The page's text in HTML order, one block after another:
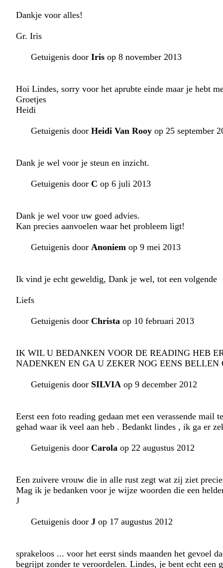
Dankje voor alles!
Gr. Iris
Getuigenis door Iris op 8 november 2013
Hoi Lindes, sorry voor het aprubte einde maar je hebt
Groetjes
Heidi
Getuigenis door Heidi Van Rooy op 25 september
Dank je wel voor je steun en inzicht.
Getuigenis door C op 6 juli 2013
Dank je wel voor uw goed advies.
Kan precies aanvoelen waar het probleem ligt!
Getuigenis door Anoniem op 9 mei 2013
Ik vind je echt geweldig, Dank je wel, tot een volgende
Liefs
Getuigenis door Christa op 10 februari 2013
IK WIL U BEDANKEN VOOR DE READING HEB
NADENKEN EN GA U ZEKER NOG EENS BELLEN
Getuigenis door SILVIA op 9 december 2012
Eerst een foto reading gedaan met een verassende
gehad waar ik veel aan heb . Bedankt lindes , ik ga er
Getuigenis door Carola op 22 augustus 2012
Een zuivere vrouw die in alle rust zegt wat zij ziet
Mag ik je bedanken voor je wijze woorden die een
J
Getuigenis door J op 17 augustus 2012
sprakeloos ... voor het eerst sinds maanden het
begrijpt zonder te veroordelen. Lindes, je bent echt